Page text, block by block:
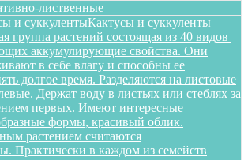
лиственные
и суккулентыКактусы и суккуленты –
группа растений состоящая из 40 видов
аккумулирующие свойства. Они
в себе влагу и способны ее
долгое время. Разделяются на листовые
Держат воду в листьях или стеблях за
первых. Имеют интересные
формы, красивый облик.
растением считаются
Практически в каждом из семейств